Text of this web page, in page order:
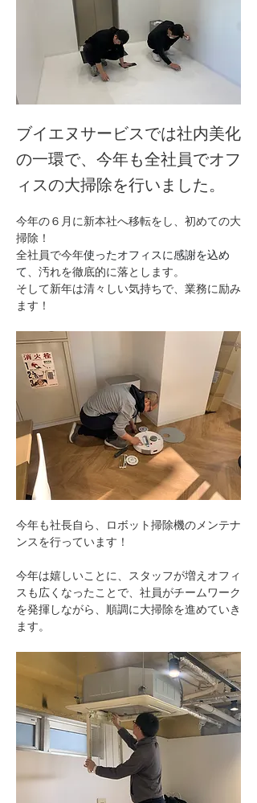
ブイエヌサービスでは社内美化
の一環で、今年も全社員でオフ
ィスの大掃除を行いました。
今年の６月に新本社へ移転をし、初めての大
掃除！
全社員で今年使ったオフィスに感謝を込め
て、汚れを徹底的に落とします。
そして新年は清々しい気持ちで、業務に励み
ます！
今年も社長自ら、ロボット掃除機のメンテナ
ンスを行っています！
今年は嬉しいことに、スタッフが増えオフィ
スも広くなったことで、社員がチームワーク
を発揮しながら、順調に大掃除を進めていき
ます。